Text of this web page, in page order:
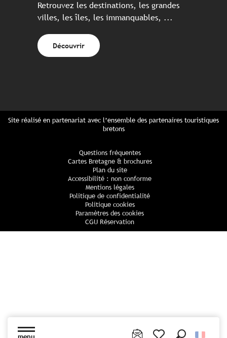
Retrouvez les destinations, les grandes
villes, les îles, les immanquables, ...
Découvrir
Site réalisé en partenariat avec l’ensemble des partenaires touristiques
bretons
Questions fréquentes
Cartes Bretagne & brochures
Plan du site
Accessibilité : non conforme
Mentions légales
Politique de confidentialité
Politique cookies
Paramètres des cookies
CGU Réservation